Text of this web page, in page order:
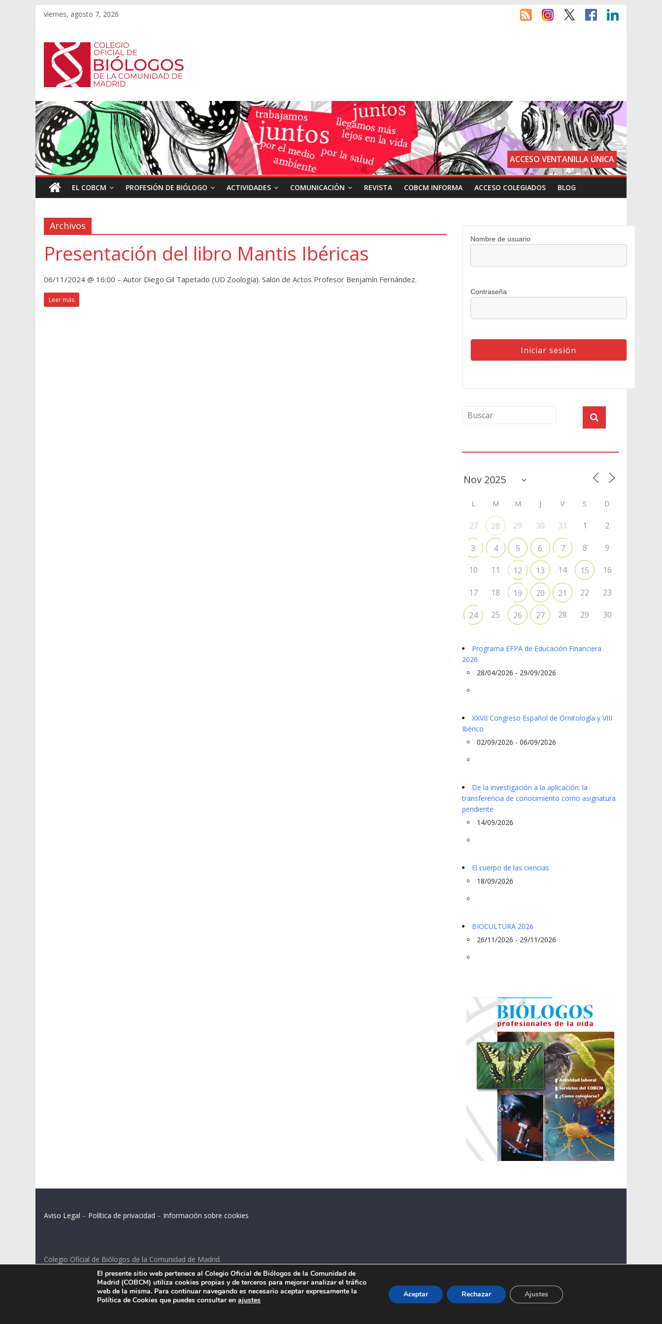
viernes, agosto 7, 2026
ACCESO VENTANILLA ÚNICA
EL COBCM PROFESIÓN DE BIÓLOGO ACTIVIDADES COMUNICACIÓN REVISTA COBCM INFORMA ACCESO COLEGIADOS BLOG
Archivos
Presentación del libro Mantis Ibéricas
06/11/2024 @ 16:00 – Autor Diego Gil Tapetado (UD Zoología). Salón de Actos Profesor Benjamín Fernández.
Leer más
Nombre de usuario
Contraseña
L M M J V S D
27 28 29 30 31 1 2
3 4 5 6 7 8 9
10 11 12 13 14 15 16
17 18 19 20 21 22 23
24 25 26 27 28 29 30
Programa EFPA de Educación Financiera
2026
28/04/2026 - 29/09/2026
XXVII Congreso Español de Ornitología y VIII
Ibérico
02/09/2026 - 06/09/2026
De la investigación a la aplicación: la
transferencia de conocimiento como asignatura
pendiente
14/09/2026
El cuerpo de las ciencias
18/09/2026
BIOCULTURA 2026
26/11/2026 - 29/11/2026
Aviso Legal – Política de privacidad – Información sobre cookies
Colegio Oficial de Biólogos de la Comunidad de Madrid.
C/ Santa Engracia 108, 2º int.izq. 28003 Madrid.
El presente sitio web pertenece al Colegio Oficial de Biólogos de la Comunidad de
Madrid (COBCM) utiliza cookies propias y de terceros para mejorar analizar el tráfico
web de la misma. Para continuar navegando es necesario aceptar expresamente la
Política de Cookies que puedes consultar enajustes
Aceptar Rechazar Ajustes